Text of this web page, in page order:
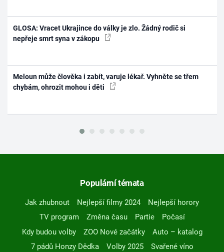
GLOSA: Vracet Ukrajince do války je zlo. Žádný rodič si
nepřeje smrt syna v zákopu
Meloun může člověka i zabít, varuje lékař. Vyhněte se třem
chybám, ohrozit mohou i děti
Populární témata
Jak zhubnout Nejlepší filmy 2024
Nejlepší horory
TV program
Změna času Partie
Počasí
Kdy budou volby
ZOO Nové začátky
Auto – katalog
7 pádů Honzy Dědka
Volby 2025
Svařené víno